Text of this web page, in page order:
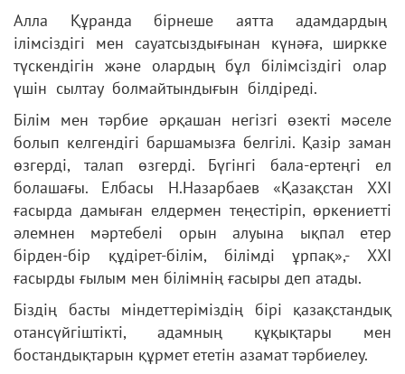
Алла Құранда бірнеше аятта адамдардың
ілімсіздігі мен сауатсыздығынан күнәға, ширкке
түскендігін және олардың бұл білімсіздігі олар
үшін сылтау болмайтындығын білдіреді.
Білім мен тәрбие әрқашан негізгі өзекті мәселе
болып келгендігі баршамызға белгілі. Қазір заман
өзгерді, талап өзгерді. Бүгінгі бала-ертеңгі ел
болашағы. Елбасы Н.Назарбаев «Қазақстан ХХІ
ғасырда дамыған елдермен теңестіріп, өркениетті
әлемнен мәртебелі орын алуына ықпал етер
бірден-бір құдірет-білім, білімді ұрпақ»,- ХХІ
ғасырды ғылым мен білімнің ғасыры деп атады.
Біздің басты міндеттеріміздің бірі қазақстандық
отансүйгіштікті, адамның құқықтары мен
бостандықтарын құрмет ететін азамат тәрбиелеу.